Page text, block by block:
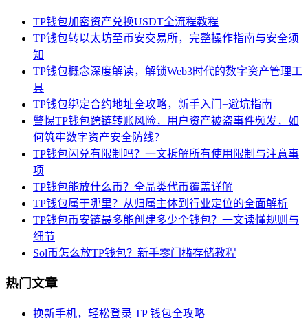
TP钱包加密资产兑换USDT全流程教程
TP钱包转以太坊至币安交易所，完整操作指南与安全须
知
TP钱包概念深度解读，解锁Web3时代的数字资产管理工
具
TP钱包绑定合约地址全攻略，新手入门+避坑指南
警惕TP钱包跨链转账风险，用户资产被盗事件频发，如
何筑牢数字资产安全防线？
TP钱包闪兑有限制吗？一文拆解所有使用限制与注意事
项
TP钱包能放什么币？全品类代币覆盖详解
TP钱包属于哪里？从归属主体到行业定位的全面解析
TP钱包币安链最多能创建多少个钱包？一文读懂规则与
细节
Sol币怎么放TP钱包？新手零门槛存储教程
热门文章
换新手机，轻松登录 TP 钱包全攻略